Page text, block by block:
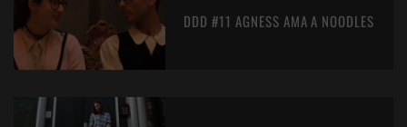
DDD #11 AGNESS AMA A NOODLES